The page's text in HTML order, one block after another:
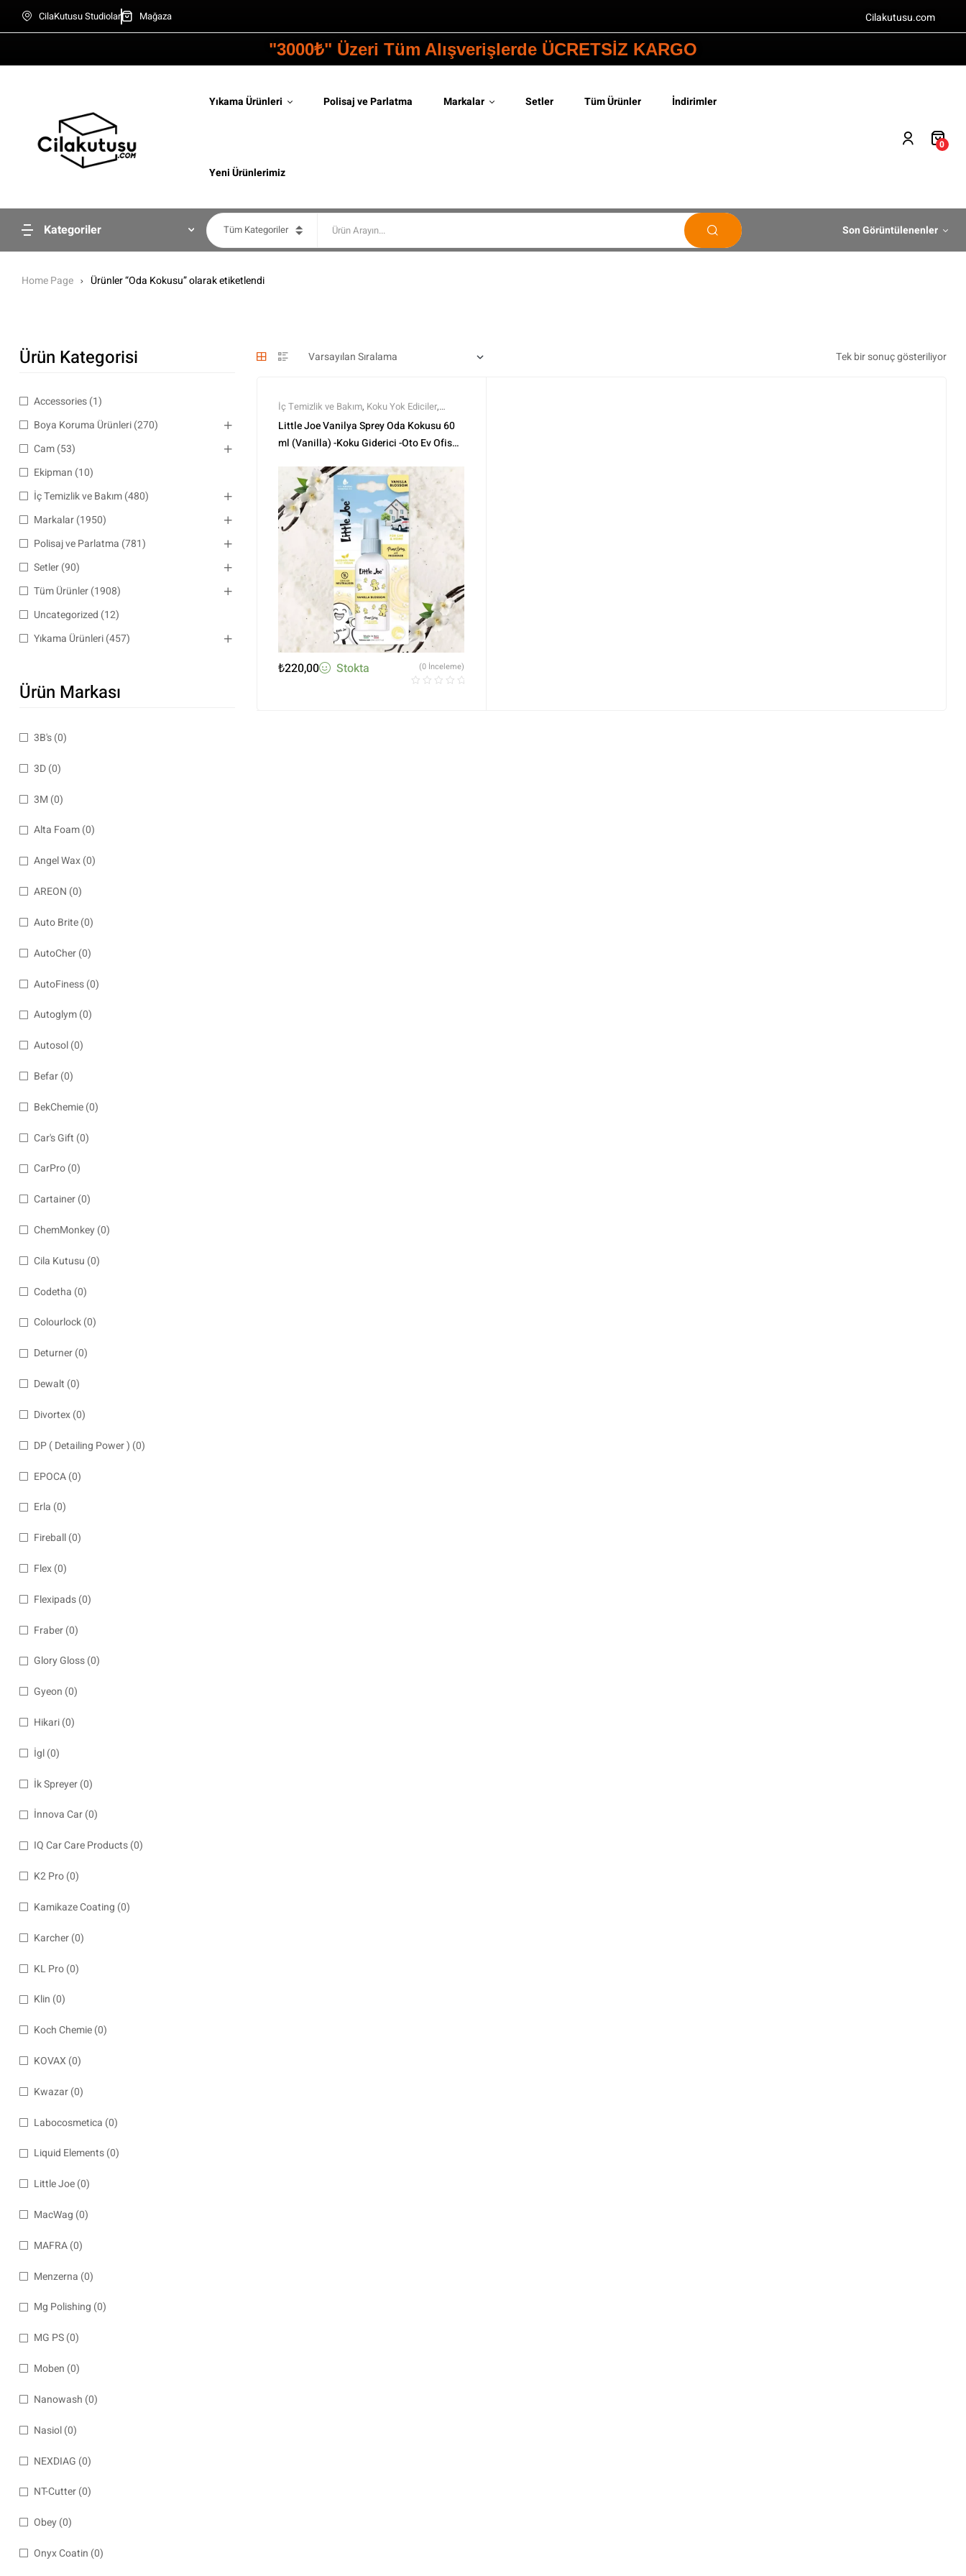
CilaKutusu Studiolar Mağaza Cilakutusu.com
"3000₺" Üzeri Tüm Alışverişlerde ÜCRETSİZ KARGO
Yıkama Ürünleri Polisaj ve Parlatma Markalar Setler Tüm Ürünler İndirimler
Yeni Ürünlerimiz
0
Kategoriler Tüm Kategoriler Son Görüntülenenler
Home Page Ürünler “Oda Kokusu” olarak etiketlendi
Tek bir sonuç gösteriliyor
İç Temizlik ve Bakım, Koku Yok Ediciler,
Kokulandırma,Little Joe,Markalar,Tüm
Ürünler,Tüm Ürünler
Little Joe Vanilya Sprey Oda Kokusu 60
ml (Vanilla) -Koku Giderici -Oto Ev Ofis
₺220,00 Stokta (0 İnceleme)
Ürün Kategorisi
Accessories(1)
Boya Koruma Ürünleri(270)
Cam(53)
Ekipman (10)
İç Temizlik ve Bakım(480)
Markalar(1950)
Polisaj ve Parlatma (781)
Setler(90)
Tüm Ürünler(1908)
Uncategorized (12)
Yıkama Ürünleri(457)
Ürün Markası
3B's(0)
3D(0)
3M (0)
Alta Foam(0)
Angel Wax(0)
AREON (0)
Auto Brite(0)
AutoCher(0)
AutoFiness(0)
Autoglym(0)
Autosol(0)
Befar(0)
BekChemie(0)
Car's Gift (0)
CarPro(0)
Cartainer(0)
ChemMonkey (0)
Cila Kutusu (0)
Codetha (0)
Colourlock(0)
Deturner(0)
Dewalt (0)
Divortex(0)
DP ( Detailing Power ) (0)
EPOCA(0)
Erla (0)
Fireball(0)
Flex(0)
Flexipads(0)
Fraber(0)
Glory Gloss(0)
Gyeon (0)
Hikari(0)
İgl(0)
İk Spreyer(0)
İnnova Car(0)
IQ Car Care Products(0)
K2 Pro(0)
Kamikaze Coating (0)
Karcher(0)
KL Pro(0)
Klin (0)
Koch Chemie(0)
KOVAX (0)
Kwazar(0)
Labocosmetica (0)
Liquid Elements(0)
Little Joe(0)
MacWag (0)
MAFRA(0)
Menzerna (0)
Mg Polishing (0)
MG PS(0)
Moben (0)
Nanowash (0)
Nasiol(0)
NEXDIAG (0)
NT-Cutter(0)
Obey (0)
Onyx Coatin (0)